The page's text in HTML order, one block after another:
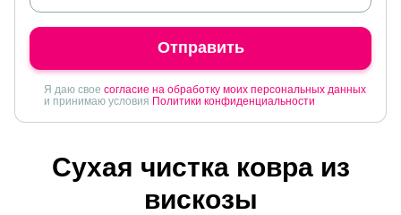
Отправить
Я даю свое согласие на обработку моих персональных данных
и принимаю условия Политики конфиденциальности
Сухая чистка ковра из
вискозы